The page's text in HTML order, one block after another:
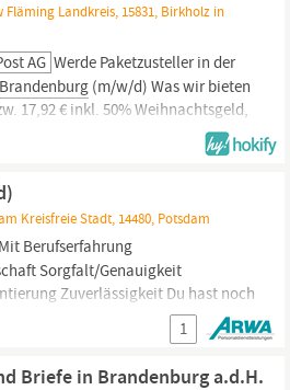
Landkreis, 15831, Birkholz in
AG Werde Paketzusteller in der
Brandenburg (m/w/d) Was wir bieten
17,92 € inkl. 50% Weihnachtsgeld,
Weitere 50% Weihnachtsgeld
Du kannst sofort
starten.
Kreisfreie Stadt, 14480, Potsdam
Mit Berufserfahrung
Sorgfalt/Genauigkeit
Zuverlässigkeit Du hast noch
unter 03 31 / 7 04 84 - 0 oder per
(m/w/d),
oder...
1
Briefe in Brandenburg a.d.H.